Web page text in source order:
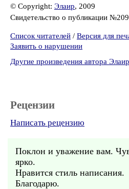
© Copyright: Элаир, 2009
Свидетельство о публикации
Список читателей / Версия для
Заявить о нарушении
Другие произведения автора Элаир
Рецензии
Написать рецензию
Поклон и уважение вам.
ярко.
Нравится стиль написания.
Благодарю.